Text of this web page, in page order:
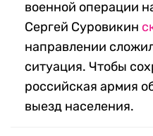
военной операции
Сергей Суровикин
направлении
ситуация. Чтобы
российская армия
выезд населения.